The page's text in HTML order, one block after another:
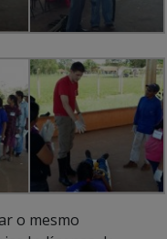
o mesmo